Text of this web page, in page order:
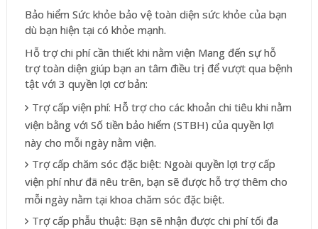
Bảo hiểm Sức khỏe bảo vệ toàn diện sức khỏe của bạn
dù bạn hiện tại có khỏe mạnh.
Hỗ trợ chi phí cần thiết khi nằm viện Mang đến sự hỗ
trợ toàn diện giúp bạn an tâm điều trị để vượt qua bệnh
tật với 3 quyền lợi cơ bản:
Trợ cấp viện phí: Hỗ trợ cho các khoản chi tiêu khi nằm
viện bằng với Số tiền bảo hiểm (STBH) của quyền lợi
này cho mỗi ngày nằm viện.
Trợ cấp chăm sóc đặc biệt: Ngoài quyền lợi trợ cấp
viện phí như đã nêu trên, bạn sẽ được hỗ trợ thêm cho
mỗi ngày nằm tại khoa chăm sóc đặc biệt.
Trợ cấp phẫu thuật: Bạn sẽ nhận được chi phí tối đa